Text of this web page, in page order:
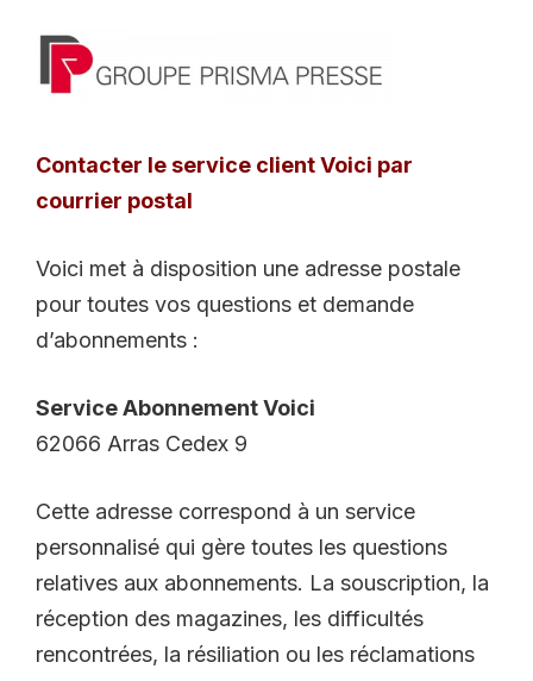
Contacter le service client Voici par
courrier postal
Voici met à disposition une adresse postale
pour toutes vos questions et demande
d’abonnements :
Service Abonnement Voici
62066 Arras Cedex 9
Cette adresse correspond à un service
personnalisé qui gère toutes les questions
relatives aux abonnements. La souscription, la
réception des magazines, les difficultés
rencontrées, la résiliation ou les réclamations